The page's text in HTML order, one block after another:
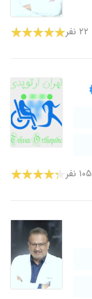
۲۲ نفر
۱۰۵ نفر